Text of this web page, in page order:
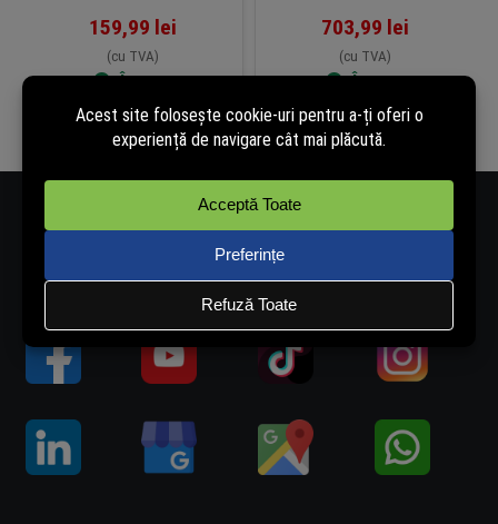
159,99 lei
(cu TVA)
În stoc
Adaugă în coș
703,99 lei
(cu TVA)
În stoc
Adaugă în coș
Număr de telefon - 0334.405.358
Adresă de e-mail - vanzari@rovision.ro